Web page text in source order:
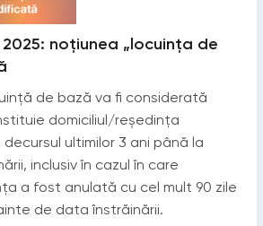
noțiunea „locuința de
de bază va fi considerată
domiciliul/reşedinţa
ultimilor 3 ani până la
inclusiv în cazul în care
a fost anulată cu cel mult 90 zile
de data înstrăinării.